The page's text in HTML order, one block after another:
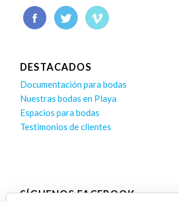
DESTACADOS
Documentación para bodas
Nuestras bodas en Playa
Espacios para bodas
Testimonios de clientes
SÍGUENOS FACEBOOK